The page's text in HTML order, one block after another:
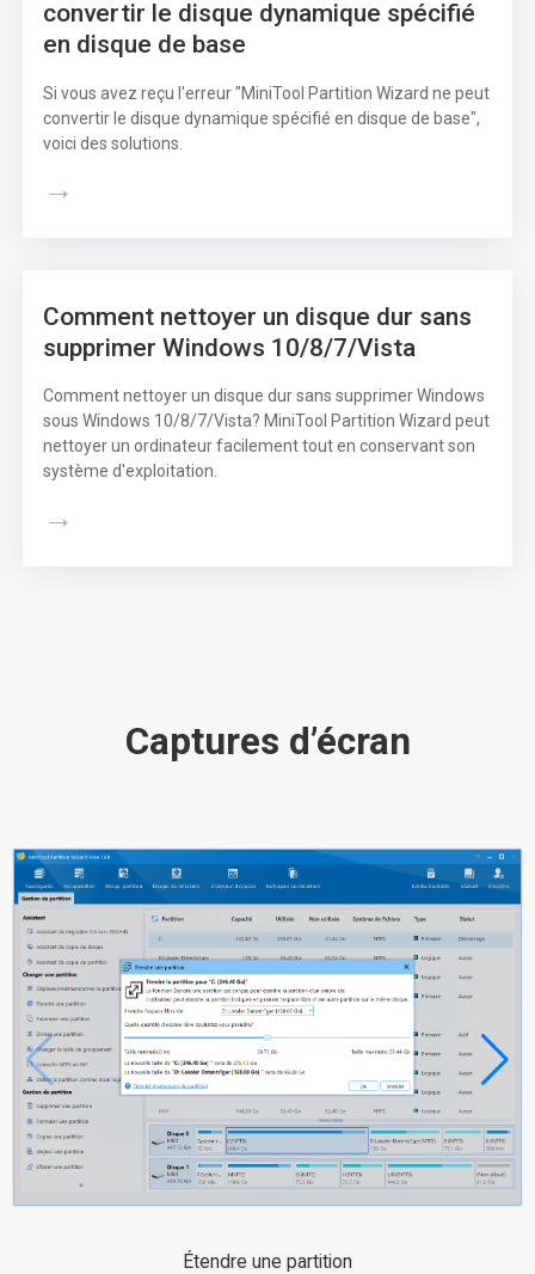
convertir le disque dynamique spécifié
en disque de base
Si vous avez reçu l'erreur "MiniTool Partition Wizard ne peut
convertir le disque dynamique spécifié en disque de base",
voici des solutions.
→
Comment nettoyer un disque dur sans
supprimer Windows 10/8/7/Vista
Comment nettoyer un disque dur sans supprimer Windows
sous Windows 10/8/7/Vista? MiniTool Partition Wizard peut
nettoyer un ordinateur facilement tout en conservant son
système d'exploitation.
→
Captures d’écran
Étendre une partition